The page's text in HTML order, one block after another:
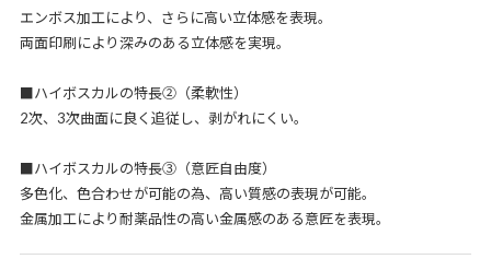
エンボス加工により、さらに高い立体感を表現。
両面印刷により深みのある立体感を実現。
■ハイボスカルの特長②（柔軟性）
2次、3次曲面に良く追従し、剥がれにくい。
■ハイボスカルの特長③（意匠自由度）
多色化、色合わせが可能の為、高い質感の表現が可能。
金属加工により耐薬品性の高い金属感のある意匠を表現。